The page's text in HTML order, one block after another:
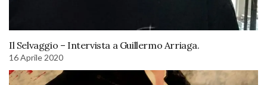
Il Selvaggio – Intervista a Guillermo Arriaga.
16 Aprile 2020